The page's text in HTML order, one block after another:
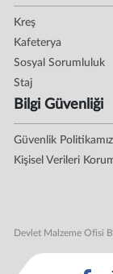
Kreş
Kafeterya
Sosyal Sorumluluk
Staj
Bilgi Güvenliği
Güvenlik Politikamız
Kişisel Verileri
Devlet Malzeme Ofisi